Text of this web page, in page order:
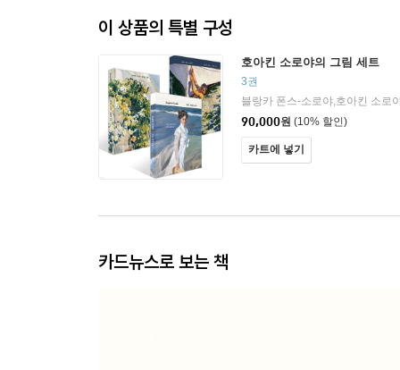
이 상품의 특별 구성
호아킨 소로야의 그림 세트
3권
블랑카 폰스-소로야,호아킨 소로
90,000원 (10% 할인)
카트에 넣기
카드뉴스로 보는 책